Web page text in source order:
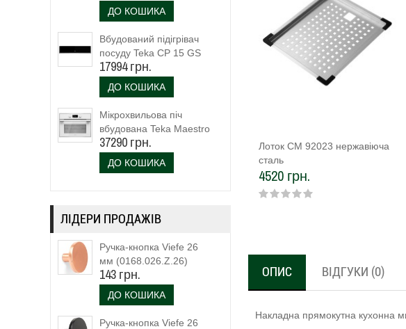
ДО КОШИКА
Вбудований підігрівач
посуду Teka CP 15 GS
(40589920)
17994 грн.
ДО КОШИКА
Мікрохвильова піч
вбудована Teka Maestro
MLC 844 (111160023)
біле скло
37290 грн.
ДО КОШИКА
ЛІДЕРИ ПРОДАЖІВ
Ручка-кнопка Viefe 26
мм (0168.026.Z.26)
143 грн.
ДО КОШИКА
Ручка-кнопка Viefe 26
Лоток CM 92023 нержавіюча
сталь
4520 грн.
ОПИС ВІДГУКИ (0)
Накладна прямокутна кухонна